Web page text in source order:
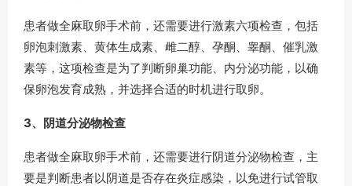
患者做全麻取卵手术前，还需要进行激素六项检查，包括
卵泡刺激素、黄体生成素、雌二醇、孕酮、睾酮、催乳激
素等，这项检查是为了判断卵巢功能、内分泌功能，以确
保卵泡发育成熟，并选择合适的时机进行取卵。
3、阴道分泌物检查
患者做全麻取卵手术前，还需要进行阴道分泌物检查，主
要是判断患者以阴道是否存在炎症感染，以免进行试管取